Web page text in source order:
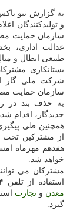
به گزارش نیو
و تولیدكنندگان
سازمان حمایت
عدالت اداری،
طبیعی ابطال و
بستانكاری
شركت ملی گاز
سازمان حمایت
به حذف بند در
جدیدگاز، اقدام
همچنین طی
از مشتركین تحت
هفدهم مهرماه
خواهد شد.
مشتركان می
استفاده از تلفن ۱۲۴ به سامانه شكایات مردمی سازمان
معدن وتجارت
گیرد.